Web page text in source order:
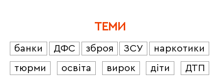
ТЕМИ
банки ДФС зброя ЗСУ
наркотики
тюрми
освіта вирок діти
ДТП